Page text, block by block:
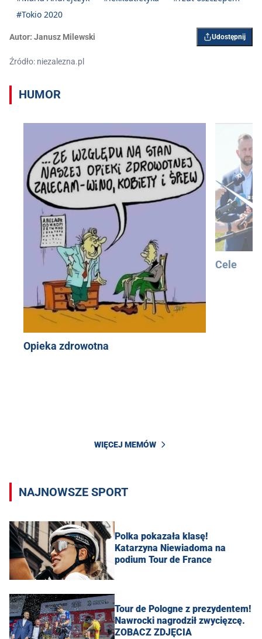
#Tokio 2020
Autor: Janusz Milewski Udostępnij
Źródło: niezalezna.pl
HUMOR
Opieka zdrowotna
Cele
WIĘCEJ MEMÓW
NAJNOWSZE SPORT
Polka pokazała klasę!
Katarzyna Niewiadoma na
podium Tour de France
Tour de Pologne z prezydentem!
Nawrocki nagrodził zwycięzcę.
ZOBACZ ZDJĘCIA